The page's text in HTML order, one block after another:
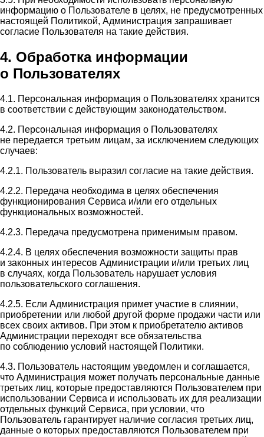
информацию о Пользователе в целях, не предусмотренных
настоящей Политикой, Администрация запрашивает
согласие Пользователя на такие действия.
4. Обработка информации
о Пользователях
4.1. Персональная информация о Пользователях хранится
в соответствии с действующим законодательством.
4.2. Персональная информация о Пользователях
не передается третьим лицам, за исключением следующих
случаев:
4.2.1. Пользователь выразил согласие на такие действия.
4.2.2. Передача необходима в целях обеспечения
функционирования Сервиса и/или его отдельных
функциональных возможностей.
4.2.3. Передача предусмотрена применимым правом.
4.2.4. В целях обеспечения возможности защиты прав
и законных интересов Администрации и/или третьих лиц
в случаях, когда Пользователь нарушает условия
пользовательского соглашения.
4.2.5. Если Администрация примет участие в слиянии,
приобретении или любой другой форме продажи части или
всех своих активов. При этом к приобретателю активов
Администрации переходят все обязательства
по соблюдению условий настоящей Политики.
4.3. Пользователь настоящим уведомлен и соглашается,
что Администрация может получать персональные данные
третьих лиц, которые предоставляются Пользователем при
использовании Сервиса и использовать их для реализации
отдельных функций Сервиса, при условии, что
Пользователь гарантирует наличие согласия третьих лиц,
данные о которых предоставляются Пользователем при